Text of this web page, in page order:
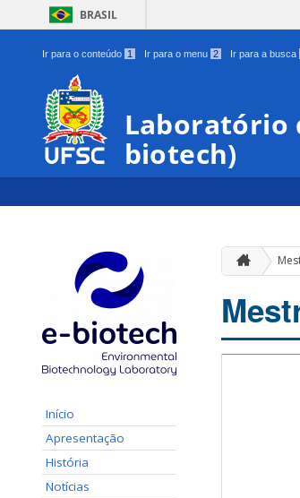
BRASIL
Ir para o conteúdo 1 Ir para o menu 2 Ir para a busca
Laboratório
biotech)
Início
Apresentação
História
Notícias